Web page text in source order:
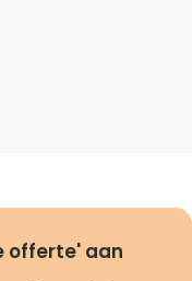
offerte' aan